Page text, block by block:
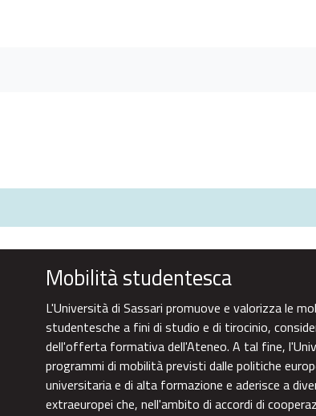
Mobilità studentesca
L'Università di Sassari promuove e valorizza le
studentesche a fini di studio e di tirocinio,
dell'offerta formativa dell'Ateneo. A tal fine,
programmi di mobilità previsti dalle politiche
universitaria e di alta formazione e aderisce a
extraeuropei che, nell'ambito di accordi di